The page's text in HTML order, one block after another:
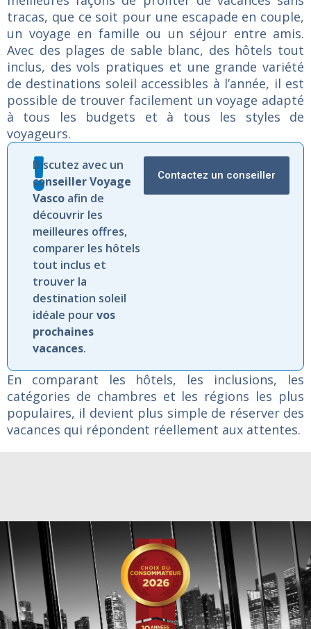
tracas, que ce soit pour une escapade en couple,
un voyage en famille ou un séjour entre amis.
Avec des plages de sable blanc, des hôtels tout
inclus, des vols pratiques et une grande variété
de destinations soleil accessibles à l’année, il est
possible de trouver facilement un voyage adapté
à tous les budgets et à tous les styles de
voyageurs.
Discutez avec un
conseiller Voyage
Vascoafin de
découvrir les
meilleures offres,
comparer les hôtels
tout inclus et
trouver la
destination soleil
idéale pourvos
prochaines
vacances.
Contactez un conseiller
En comparant les hôtels, les inclusions, les
catégories de chambres et les régions les plus
populaires, il devient plus simple de réserver des
vacances qui répondent réellement aux attentes.